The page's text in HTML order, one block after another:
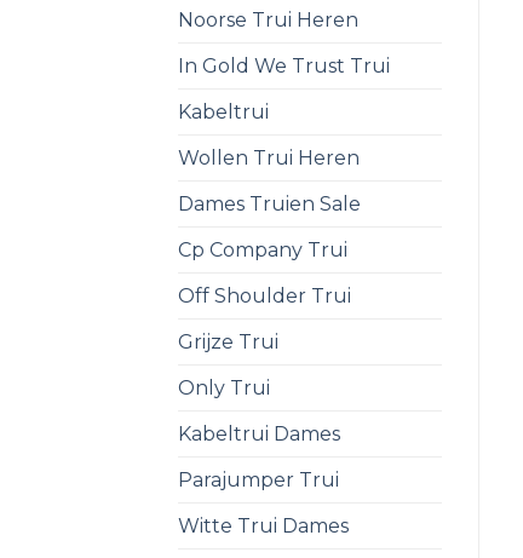
Noorse Trui Heren
In Gold We Trust Trui
Kabeltrui
Wollen Trui Heren
Dames Truien Sale
Cp Company Trui
Off Shoulder Trui
Grijze Trui
Only Trui
Kabeltrui Dames
Parajumper Trui
Witte Trui Dames